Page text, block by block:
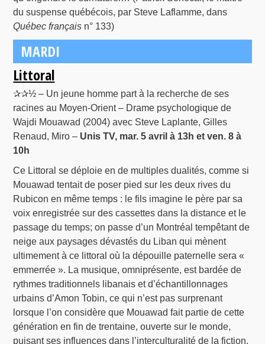
du suspense québécois, par Steve Laflamme, dans
Québec français n° 133)
MARDI
Littoral
✰✰½ – Un jeune homme part à la recherche de ses
racines au Moyen-Orient – Drame psychologique de
Wajdi Mouawad (2004) avec Steve Laplante, Gilles
Renaud, Miro – Unis TV, mar. 5 avril à 13h et ven. 8 à
10h
Ce Littoral se déploie en de multiples dualités, comme si
Mouawad tentait de poser pied sur les deux rives du
Rubicon en même temps : le fils imagine le père par sa
voix enregistrée sur des cassettes dans la distance et le
passage du temps; on passe d’un Montréal tempêtant de
neige aux paysages dévastés du Liban qui mènent
ultimement à ce littoral où la dépouille paternelle sera «
emmerrée ». La musique, omniprésente, est bardée de
rythmes traditionnels libanais et d’échantillonnages
urbains d’Amon Tobin, ce qui n’est pas surprenant
lorsque l’on considère que Mouawad fait partie de cette
génération en fin de trentaine, ouverte sur le monde,
puisant ses influences dans l’interculturalité de la fiction,